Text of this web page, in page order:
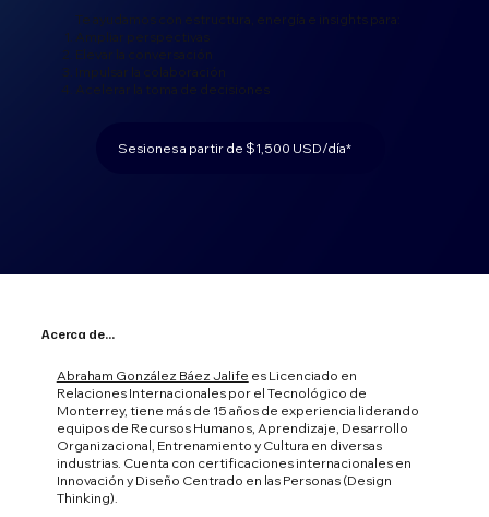
Te ayudamos con estructura, energía e insights para:
Ampliar perspectivas
Elevar la conversación
Impulsar la colaboración
Acelerar la toma de decisiones
Sesiones a partir de $1,500 USD/día*
Acerca de...
Abraham González Báez Jalife es Licenciado en
Relaciones Internacionales por el Tecnológico de
Monterrey, tiene más de 15 años de experiencia liderando
equipos de Recursos Humanos, Aprendizaje, Desarrollo
Organizacional, Entrenamiento y Cultura en diversas
industrias. Cuenta con certificaciones internacionales en
Innovación y Diseño Centrado en las Personas (Design
Thinking).